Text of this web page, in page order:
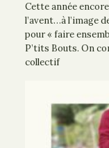
Cette année
l’avent…à l’image
pour « faire
P’tits Bouts. On
collectif